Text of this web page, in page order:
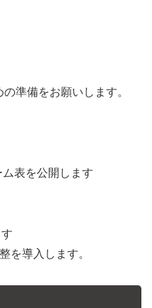
準備をお願いします。
表を公開します
を導入します。